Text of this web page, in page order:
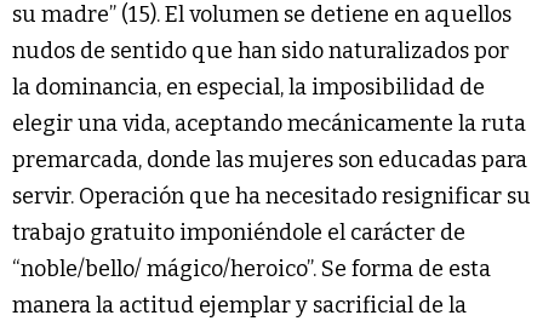
su madre” (15). El volumen se detiene en aquellos
nudos de sentido que han sido naturalizados por
la dominancia, en especial, la imposibilidad de
elegir una vida, aceptando mecánicamente la ruta
premarcada, donde las mujeres son educadas para
servir. Operación que ha necesitado resignificar su
trabajo gratuito imponiéndole el carácter de
“noble/bello/ mágico/heroico”. Se forma de esta
manera la actitud ejemplar y sacrificial de la